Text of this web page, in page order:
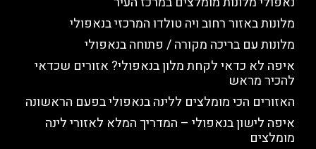
מלונות באזור רחוב ויה טולדו המרכזי בנאפולי
מלונות עם בריכה מקורה / פתוחה בנאפולי
איפה לא כדאי לקחת מלון בנאפולי? אזורים שכדאי
להכיר מראש
האזורים הכי מומלצים ללינה בנאפולי בפעם הראשונה
איפה לישון בנאפולי – המדריך המלא לאזורי לינה
מומלצים